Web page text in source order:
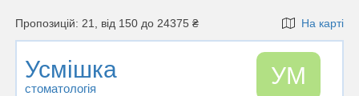
Пропозицій: 21, від 150 до 24375 ₴ На карті
Усмішка
стоматологія УМ